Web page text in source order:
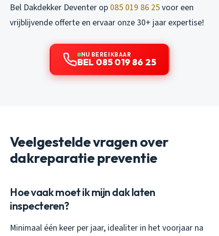
Bel Dakdekker Deventer op 085 019 86 25voor een
vrijblijvende offerte en ervaar onze 30+ jaar expertise!
NU BEREIKBAAR
BEL 085 019 86 25
Veelgestelde vragen over
dakreparatie preventie
Hoe vaak moet ik mijn dak laten
inspecteren?
Minimaal één keer per jaar, idealiter in het voorjaar na